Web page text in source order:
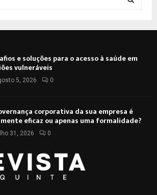
A
H
e soluções para o acesso à saúde em
vulneráveis
5, 2026 0
corporativa da sua empresa é
eficaz ou apenas uma formalidade?
31, 2026 0